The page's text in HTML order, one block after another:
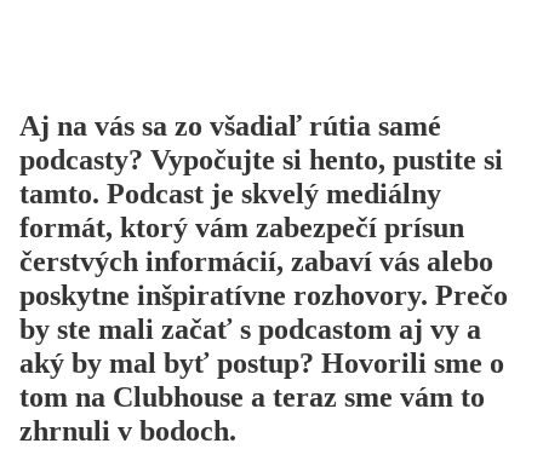
Aj na vás sa zo všadiaľ rútia samé
podcasty? Vypočujte si hento, pustite si
tamto. Podcast je skvelý mediálny
formát, ktorý vám zabezpečí prísun
čerstvých informácií, zabaví vás alebo
poskytne inšpiratívne rozhovory. Prečo
by ste mali začať s podcastom aj vy a
aký by mal byť postup? Hovorili sme o
tom na Clubhouse a teraz sme vám to
zhrnuli v bodoch.